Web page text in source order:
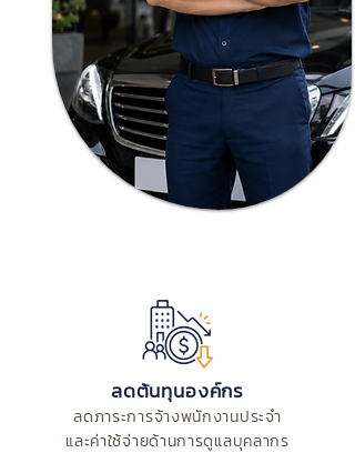
ลดต้นทุนองค์กร
ลดภาระการจ้างพนักงานประจำ
และค่าใช้จ่ายด้านการดูแลบุคลากร